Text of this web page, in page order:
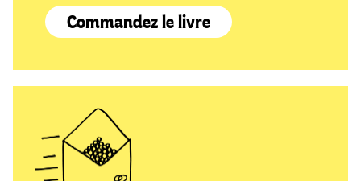
Commandez le livre